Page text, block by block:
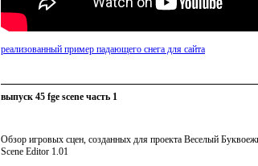
реализованный пример падающего снега для сайта
выпуск 45 fge scene часть 1
Обзор игровых сцен, созданных для проекта Веселый
Scene Editor 1.01